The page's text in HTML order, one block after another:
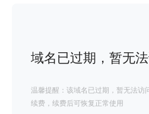
域名已过期，暂无
温馨提醒：该域名已过期，暂无法访
续费，续费后可恢复正常使用